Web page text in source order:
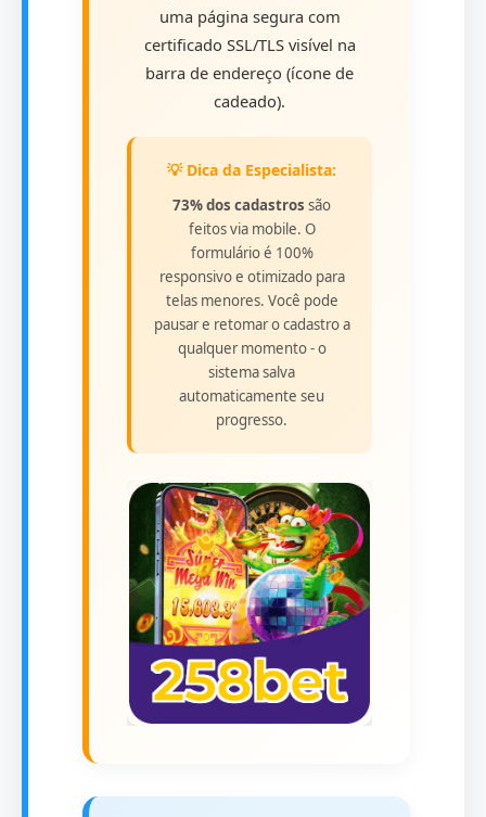
uma página segura com
certificado SSL/TLS visível na
barra de endereço (ícone de
cadeado).
💡 Dica da Especialista:
73% dos cadastros são
feitos via mobile. O
formulário é 100%
responsivo e otimizado para
telas menores. Você pode
pausar e retomar o cadastro a
qualquer momento - o
sistema salva
automaticamente seu
progresso.